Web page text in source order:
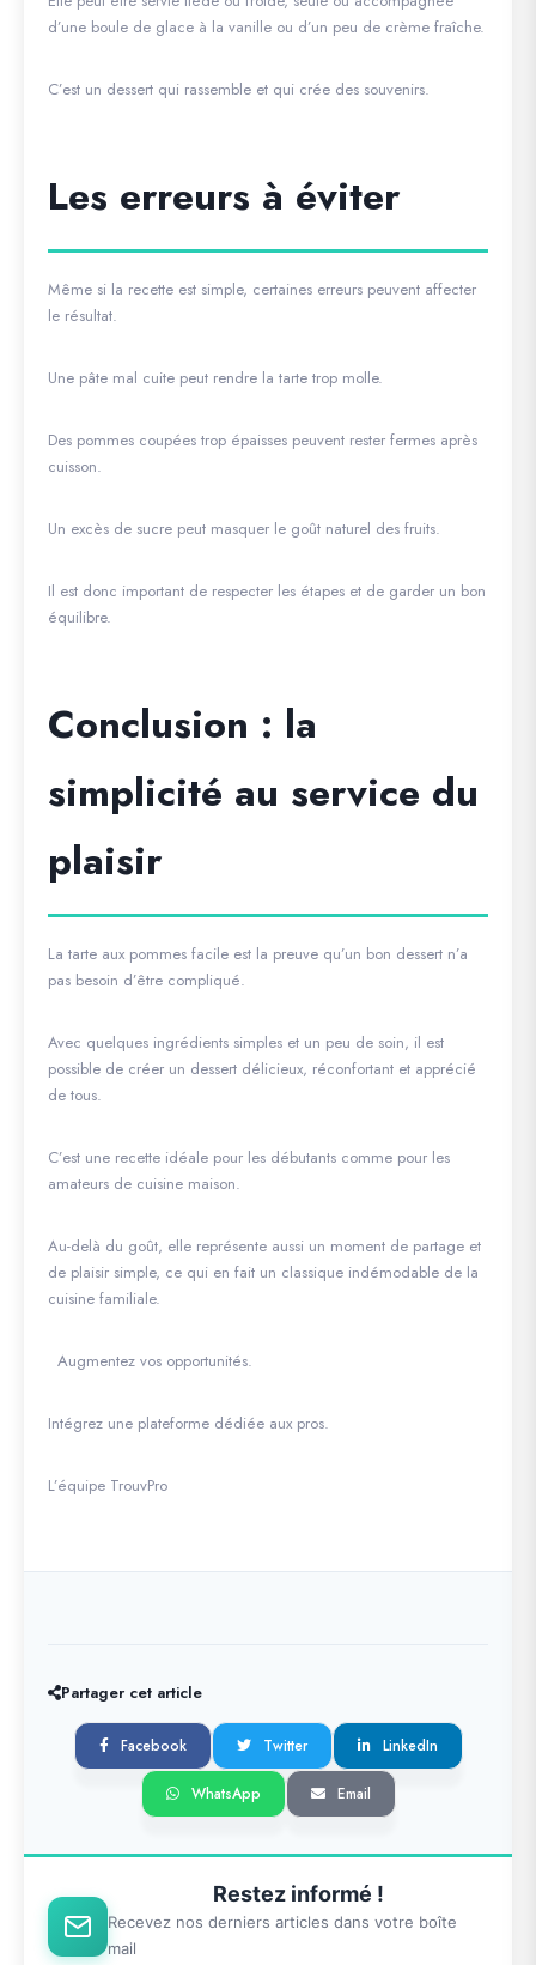
d’une boule de glace à la vanille ou d’un peu de crème fraîche.
C’est un dessert qui rassemble et qui crée des souvenirs.
Les erreurs à éviter
Même si la recette est simple, certaines erreurs peuvent affecter
le résultat.
Une pâte mal cuite peut rendre la tarte trop molle.
Des pommes coupées trop épaisses peuvent rester fermes après
cuisson.
Un excès de sucre peut masquer le goût naturel des fruits.
Il est donc important de respecter les étapes et de garder un bon
équilibre.
Conclusion : la
simplicité au service du
plaisir
La tarte aux pommes facile est la preuve qu’un bon dessert n’a
pas besoin d’être compliqué.
Avec quelques ingrédients simples et un peu de soin, il est
possible de créer un dessert délicieux, réconfortant et apprécié
de tous.
C’est une recette idéale pour les débutants comme pour les
amateurs de cuisine maison.
Au-delà du goût, elle représente aussi un moment de partage et
de plaisir simple, ce qui en fait un classique indémodable de la
cuisine familiale.
Augmentez vos opportunités.
Intégrez une plateforme dédiée aux pros.
L’équipe TrouvPro
Partager cet article
Facebook Twitter LinkedIn
WhatsApp Email
Restez informé !
Recevez nos derniers articles dans votre boîte
mail